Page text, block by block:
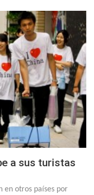
a sus turistas
en otros países por